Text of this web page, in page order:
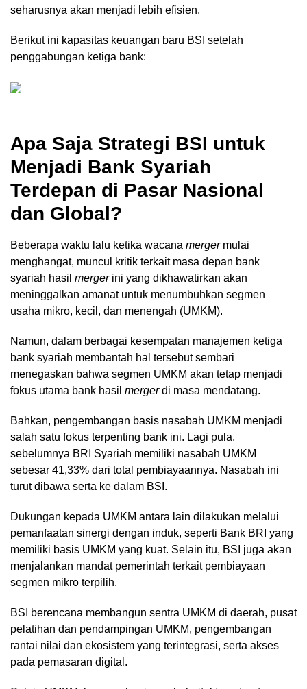
seharusnya akan menjadi lebih efisien.
Berikut ini kapasitas keuangan baru BSI setelah
penggabungan ketiga bank:
Apa Saja Strategi BSI untuk
Menjadi Bank Syariah
Terdepan di Pasar Nasional
dan Global?
Beberapa waktu lalu ketika wacana mergermulai
menghangat, muncul kritik terkait masa depan bank
syariah hasil mergerini yang dikhawatirkan akan
meninggalkan amanat untuk menumbuhkan segmen
usaha mikro, kecil, dan menengah (UMKM).
Namun, dalam berbagai kesempatan manajemen ketiga
bank syariah membantah hal tersebut sembari
menegaskan bahwa segmen UMKM akan tetap menjadi
fokus utama bank hasil mergerdi masa mendatang.
Bahkan, pengembangan basis nasabah UMKM menjadi
salah satu fokus terpenting bank ini. Lagi pula,
sebelumnya BRI Syariah memiliki nasabah UMKM
sebesar 41,33% dari total pembiayaannya. Nasabah ini
turut dibawa serta ke dalam BSI.
Dukungan kepada UMKM antara lain dilakukan melalui
pemanfaatan sinergi dengan induk, seperti Bank BRI yang
memiliki basis UMKM yang kuat. Selain itu, BSI juga akan
menjalankan mandat pemerintah terkait pembiayaan
segmen mikro terpilih.
BSI berencana membangun sentra UMKM di daerah, pusat
pelatihan dan pendampingan UMKM, pengembangan
rantai nilai dan ekosistem yang terintegrasi, serta akses
pada pemasaran digital.